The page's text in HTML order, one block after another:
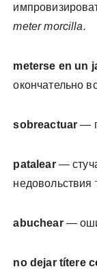
meter morcilla.
meterse en un
окончательно
sobreactuar —
patalear—
недовольствия
abuchear—
no dejar títere